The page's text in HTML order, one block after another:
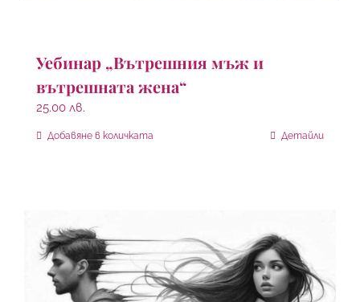
Уебинар „Вътрешния мъж и
вътрешната жена“
25.00 лв.
Добавяне в количката Детайли